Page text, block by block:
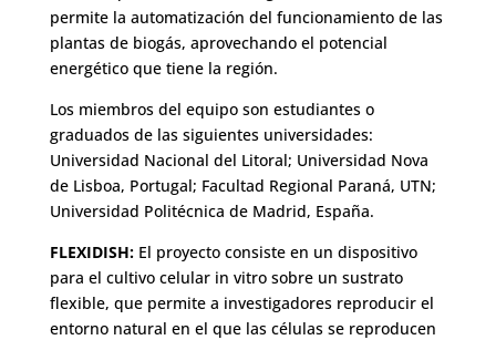
permite la automatización del funcionamiento de las
plantas de biogás, aprovechando el potencial
energético que tiene la región.
Los miembros del equipo son estudiantes o
graduados de las siguientes universidades:
Universidad Nacional del Litoral; Universidad Nova
de Lisboa, Portugal; Facultad Regional Paraná, UTN;
Universidad Politécnica de Madrid, España.
FLEXIDISH: El proyecto consiste en un dispositivo
para el cultivo celular in vitro sobre un sustrato
flexible, que permite a investigadores reproducir el
entorno natural en el que las células se reproducen